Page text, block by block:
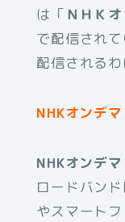
は「 ＮＨＫ
で配信され
配信されるわ
NHKオンデ
NHKオンデ
ロードバン
やスマート